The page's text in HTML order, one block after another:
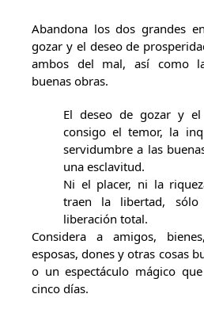
Abandona los dos grandes
gozar y el deseo de
ambos del mal, así como
buenas obras.
El deseo de gozar y
consigo el temor, la
servidumbre a las
una esclavitud.
Ni el placer, ni la
traen la libertad, sólo
liberación total.
Considera a amigos,
esposas, dones y otras cosas
o un espectáculo mágico
cinco días.